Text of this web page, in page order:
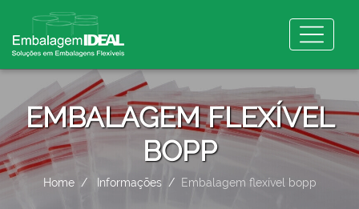
EMBALAGEM FLEXÍVEL
BOPP
Home Informações Embalagem flexível bopp